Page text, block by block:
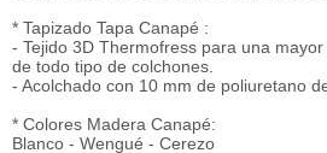
* Tapizado Tapa Canapé :
- Tejido 3D Thermofress para una
de todo tipo de colchones.
- Acolchado con 10 mm de poliuretano
* Colores Madera Canapé:
Blanco - Wengué - Cerezo